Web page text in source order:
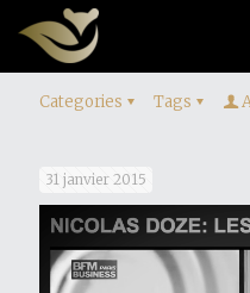
Categories Tags
31 janvier 2015